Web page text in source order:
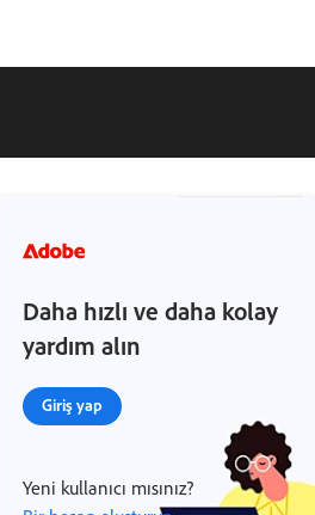
Daha hızlı ve daha kolay
yardım alın
Giriş yap
Yeni kullanıcı mısınız?